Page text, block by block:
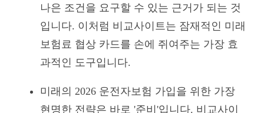
나은 조건을 요구할 수 있는 근거가 되는 것
입니다. 이처럼 비교사이트는 잠재적인 미래
보험료 협상 카드를 손에 쥐여주는 가장 효
과적인 도구입니다.
미래의 2026 운전자보험 가입을 위한 가장
현명한 전략은 바로 '준비'입니다. 비교사이